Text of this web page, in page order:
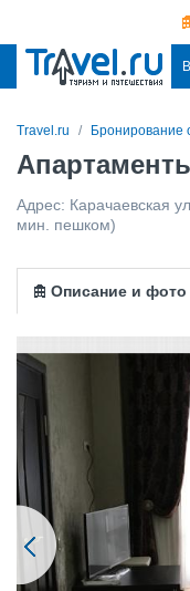
Travel.ru Бронирование
Адрес: Карачаевская
мин. пешком)
Описание и фото